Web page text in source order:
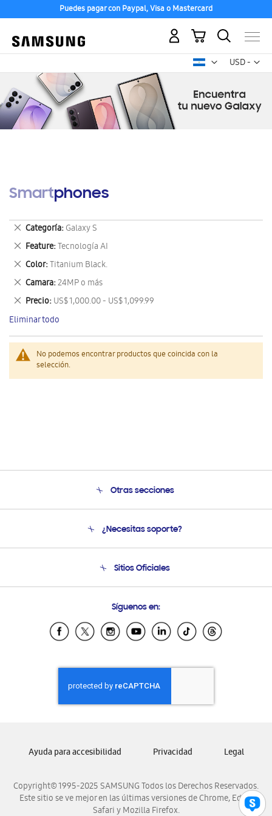
Puedes pagar con Paypal, Visa o Mastercard
USD -
dólar
Mi carrito
Smartphones
No podemos encontrar productos que coincida con la
selección.
Categoría Galaxy S
Eliminar
este
artículo
Feature Tecnología AI
Eliminar
este
artículo
Color Titanium Black.
Eliminar
este
artículo
Camara 24MP o más
Eliminar
este
artículo
Precio US$ 1,000.00 - US$ 1,099.99
Eliminar
este
artículo
Eliminar todo
Otras secciones
Soporte
¿Necesitas soporte?
Soporte vía eMail
Sitios Oficiales
Samsung Ecuador
Samsung El Salvador
Samsung Honduras
Samsung Nicaragua
Samsung Panamá
Samsung Venezuela
Síguenos en:
Copyright© 1995-2025 SAMSUNG Todos los Derechos Reservados.
Este sitio se ve mejor en las últimas versiones de Chrome, Edge,
Safari y Mozilla Firefox.
Ayuda para accesibilidad Privacidad Legal